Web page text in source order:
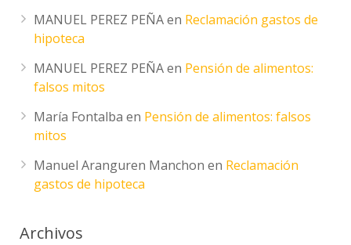
MANUEL PEREZ PEÑAen Reclamación gastos de
hipoteca
MANUEL PEREZ PEÑAen Pensión de alimentos:
falsos mitos
María Fontalba en Pensión de alimentos: falsos
mitos
Manuel Aranguren Manchon en Reclamación
gastos de hipoteca
Archivos